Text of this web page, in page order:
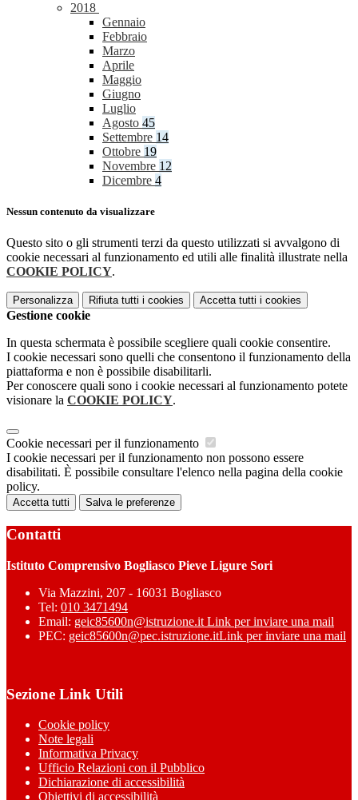
2018
Gennaio
Febbraio
Marzo
Aprile
Maggio
Giugno
Luglio
Agosto 45
Settembre 14
Ottobre 19
Novembre 12
Dicembre 4
Nessun contenuto da visualizzare
Questo sito o gli strumenti terzi da questo utilizzati si avvalgono di
cookie necessari al funzionamento ed utili alle finalità illustrate nella
COOKIE POLICY.
Personalizza Rifiuta tutti i cookies Accetta tutti i cookies
Gestione cookie
In questa schermata è possibile scegliere quali cookie consentire.
I cookie necessari sono quelli che consentono il funzionamento della
piattaforma e non è possibile disabilitarli.
Per conoscere quali sono i cookie necessari al funzionamento potete
visionare la COOKIE POLICY.
Cookie necessari per il funzionamento
I cookie necessari per il funzionamento non possono essere
disabilitati. È possibile consultare l'elenco nella pagina della cookie
policy.
Accetta tutti Salva le preferenze
Contatti
Istituto Comprensivo Bogliasco Pieve Ligure Sori
Via Mazzini, 207 - 16031 Bogliasco
Tel: 010 3471494
Email: geic85600n@istruzione.it Link per inviare una mail
PEC: geic85600n@pec.istruzione.itLink per inviare una mail
Sezione Link Utili
Cookie policy
Note legali
Informativa Privacy
Ufficio Relazioni con il Pubblico
Dichiarazione di accessibilità
Obiettivi di accessibilità